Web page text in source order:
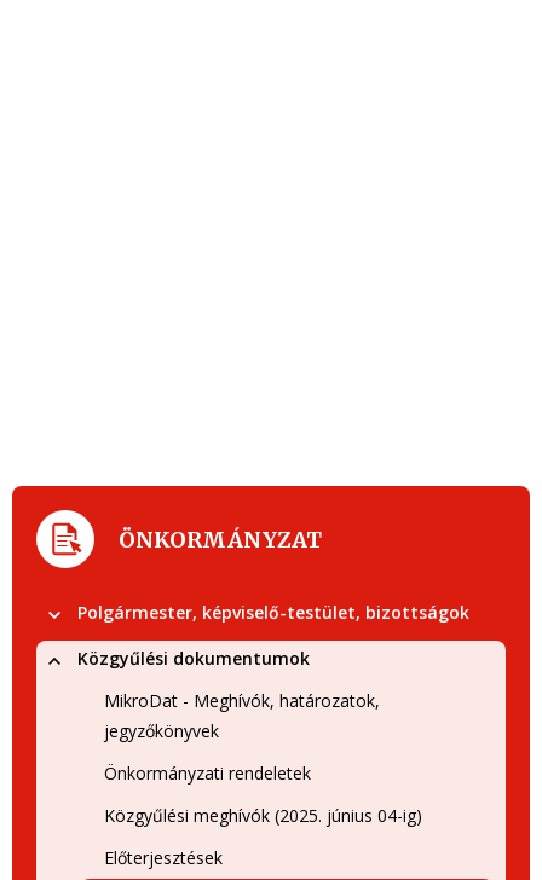
ÖNKORMÁNYZAT
Polgármester, képviselő-testület, bizottságok
Közgyűlési dokumentumok
MikroDat - Meghívók, határozatok,
jegyzőkönyvek
Önkormányzati rendeletek
Közgyűlési meghívók (2025. június 04-ig)
Előterjesztések